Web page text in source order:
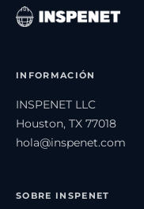
INFORMACIÓN
INSPENET LLC
Houston, TX 77018
hola@inspenet.com
SOBRE INSPENET